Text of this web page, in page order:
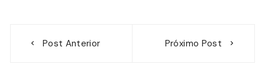
Post Anterior Próximo Post